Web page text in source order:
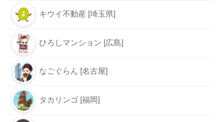
キウイ不動産 [埼玉県]
ひろしマンション [広島]
なごぐらん [名古屋]
タカリンゴ [福岡]